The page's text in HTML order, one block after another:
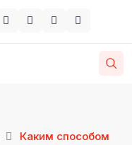
Каким способом